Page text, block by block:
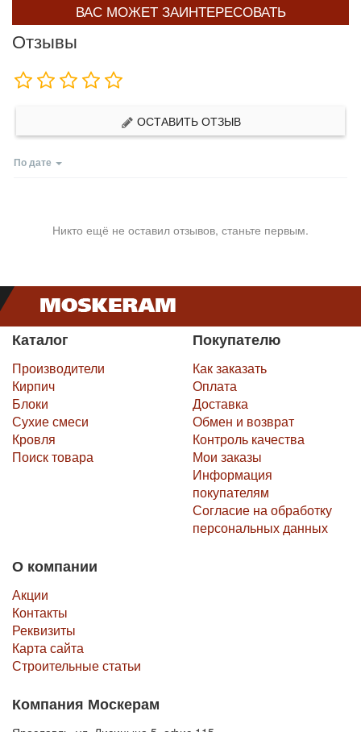
ВАС МОЖЕТ ЗАИНТЕРЕСОВАТЬ
Отзывы
ОСТАВИТЬ ОТЗЫВ
По дате
Никто ещё не оставил отзывов, станьте первым.
Каталог
Производители
Кирпич
Блоки
Сухие смеси
Кровля
Поиск товара
Покупателю
Как заказать
Оплата
Доставка
Обмен и возврат
Контроль качества
Мои заказы
Информация
покупателям
Согласие на обработку
персональных данных
О компании
Акции
Контакты
Реквизиты
Карта сайта
Строительные статьи
Компания Москерам